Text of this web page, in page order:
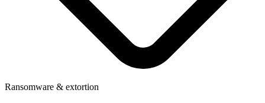
Ransomware & extortion